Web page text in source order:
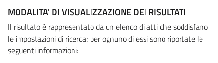
MODALITA' DI VISUALIZZAZIONE DEI RISULTATI
Il risultato è rappresentato da un elenco di atti che soddisfano
le impostazioni di ricerca; per ognuno di essi sono riportate le
seguenti informazioni: